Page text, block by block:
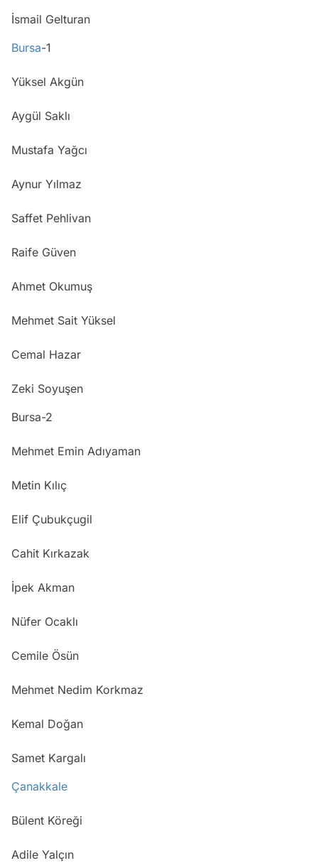
İsmail Gelturan
Bursa-1
Yüksel Akgün
Aygül Saklı
Mustafa Yağcı
Aynur Yılmaz
Saffet Pehlivan
Raife Güven
Ahmet Okumuş
Mehmet Sait Yüksel
Cemal Hazar
Zeki Soyuşen
Bursa-2
Mehmet Emin Adıyaman
Metin Kılıç
Elif Çubukçugil
Cahit Kırkazak
İpek Akman
Nüfer Ocaklı
Cemile Ösün
Mehmet Nedim Korkmaz
Kemal Doğan
Samet Kargalı
Çanakkale
Bülent Köreği
Adile Yalçın